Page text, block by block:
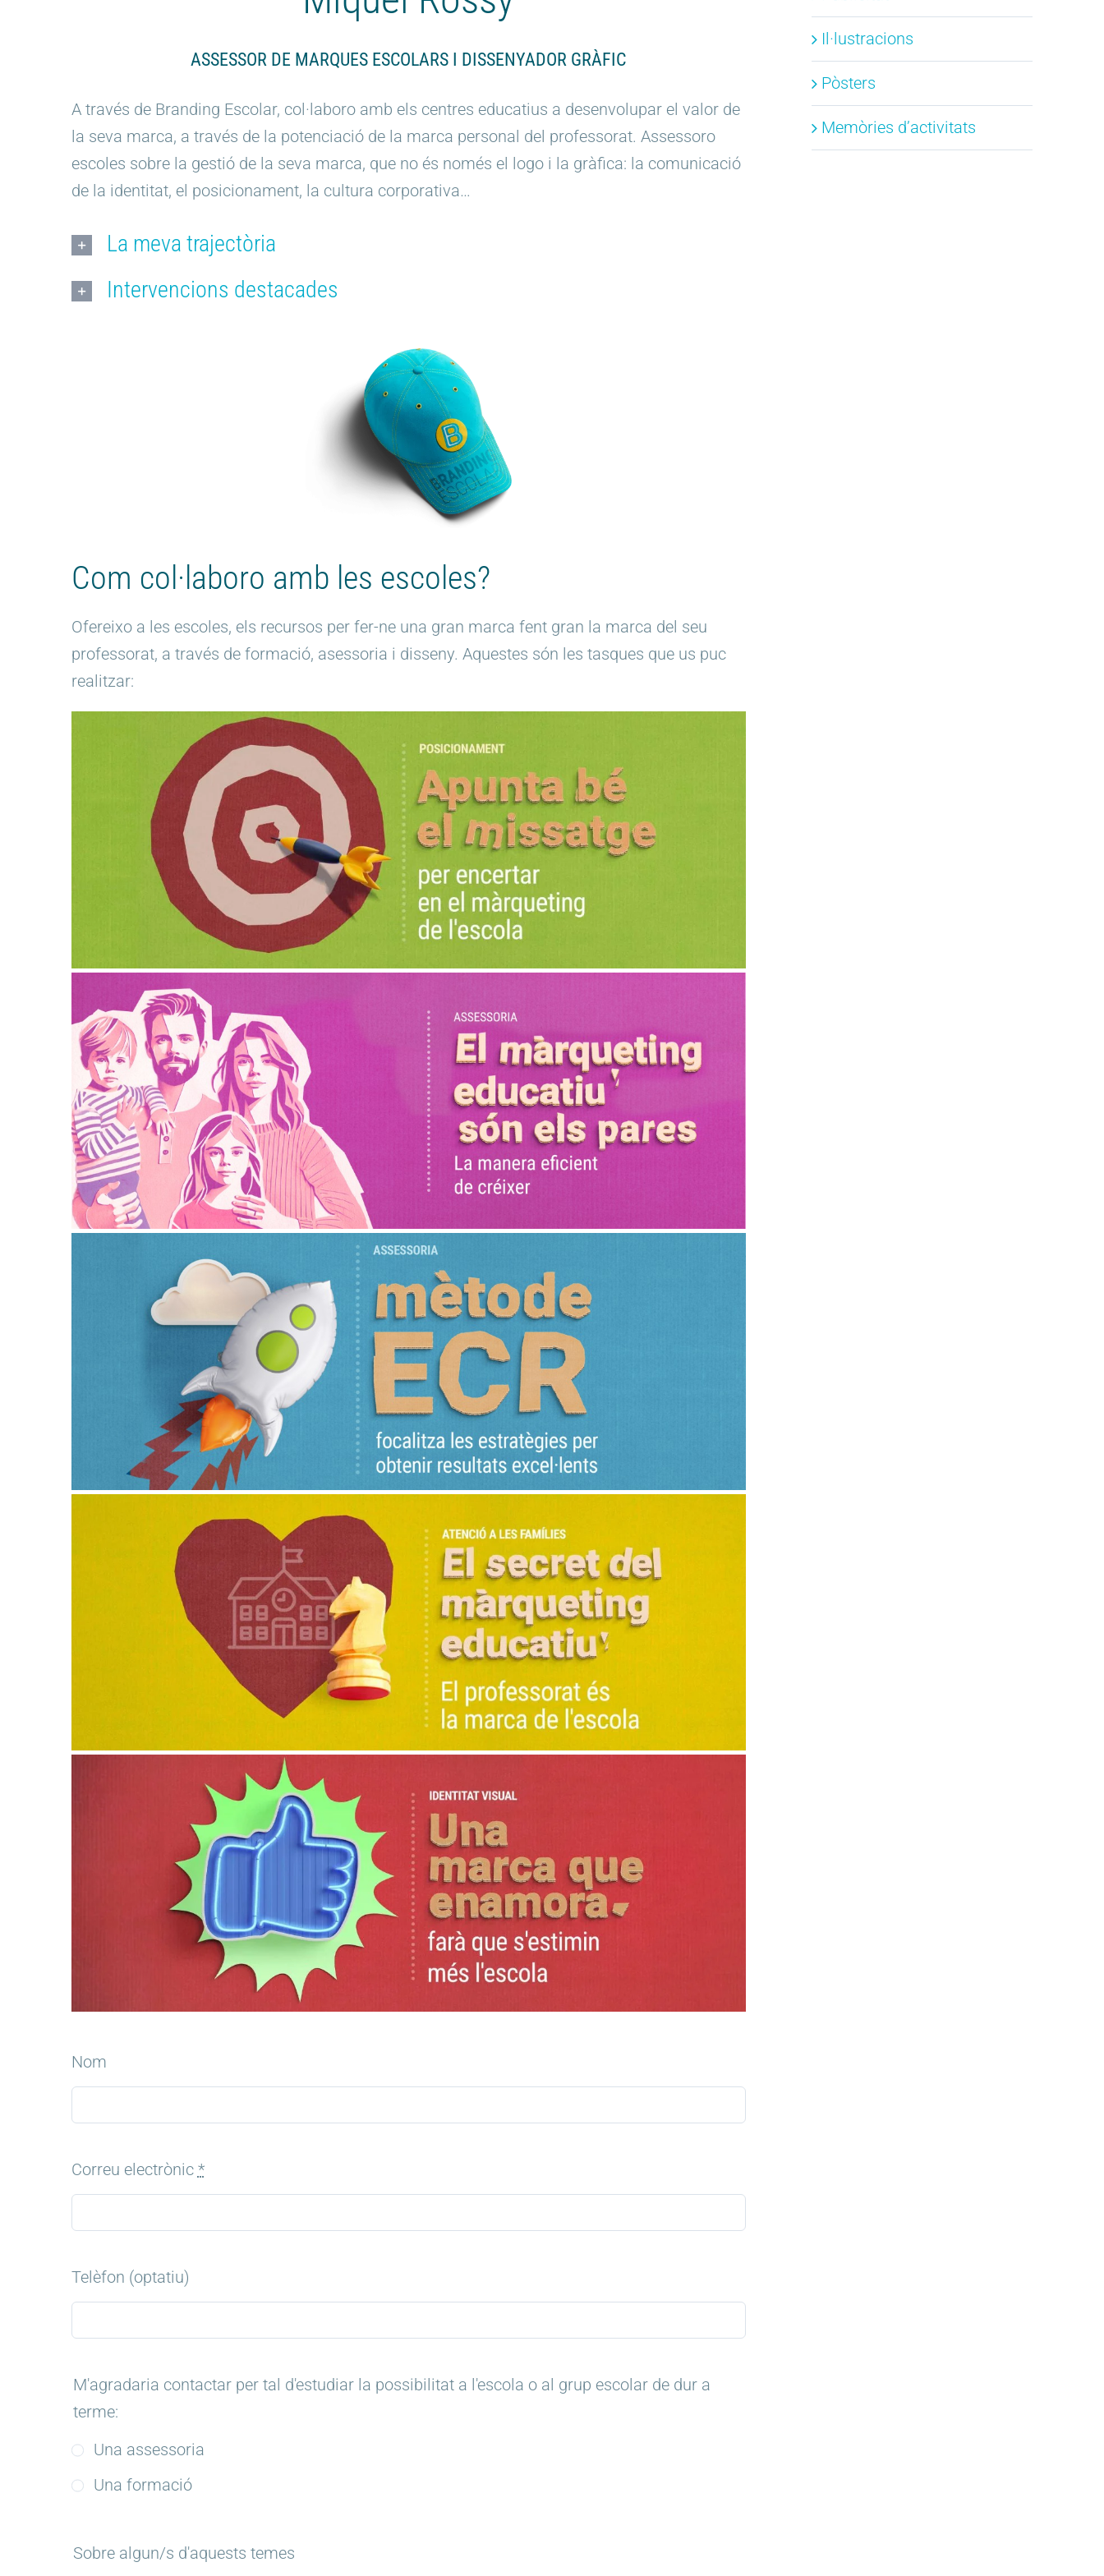
ASSESSOR DE MARQUES ESCOLARS I DISSENYADOR GRÀFIC
A través de Branding Escolar, col·laboro amb els centres educatius a desenvolupar el valor de
la seva marca, a través de la potenciació de la marca personal del professorat. Assessoro
escoles sobre la gestió de la seva marca, que no és només el logo i la gràfica: la comunicació
de la identitat, el posicionament, la cultura corporativa…
La meva trajectòria
Intervencions destacades
Com col·laboro amb les escoles?
Ofereixo a les escoles, els recursos per fer-ne una gran marca fent gran la marca del seu
professorat, a través de formació, asessoria i disseny. Aquestes són les tasques que us puc
realitzar:
Nom
Correu electrònic *
Telèfon (optatiu)
M'agradaria contactar per tal d'estudiar la possibilitat a l'escola o al grup escolar de dur a
terme:
Una assessoria
Una formació
Sobre algun/s d'aquests temes
Il·lustracions
Pòsters
Memòries d’activitats